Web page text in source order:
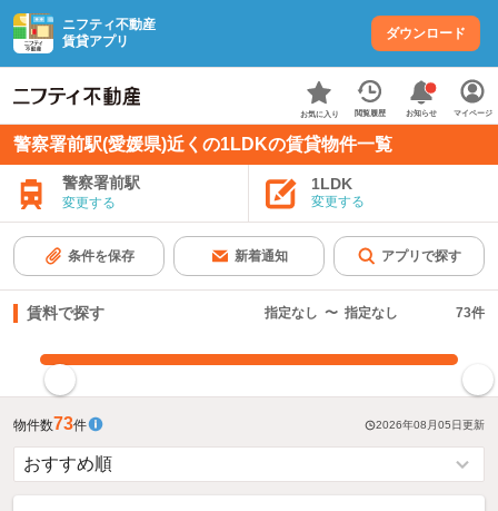
ニフティ不動産
賃貸アプリ
ダウンロード
お気に入り 閲覧履歴 お知らせ マイページ
警察署前駅(愛媛県)近くの1LDKの賃貸物件一覧
警察署前駅
変更する
1LDK
変更する
条件を保存 新着通知 アプリで探す
賃料で探す 指定なし 〜 指定なし 73件
物件数73件 2026年08月05日更新